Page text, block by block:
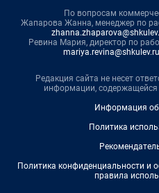
По вопросам
Жапарова Жанна, менеджер по
Ревина Мария, директор по
mariya.revina@shkulev.ru
Редакция сайта не несет
информации,
Информация об
Политика
Политика конфиденциальности и
правила